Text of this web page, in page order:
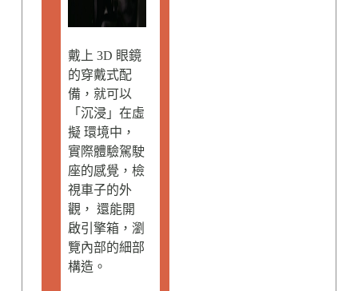
戴上 3D 眼鏡
的穿戴式配
備，就可以
「沉浸」在虛
擬 環境中，
實際體驗駕駛
座的感覺，檢
視車子的外
觀， 還能開
啟引擎箱，瀏
覽內部的細部
構造。